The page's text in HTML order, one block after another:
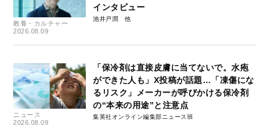
教養・カルチャー
2026.08.09
インタビュー
池井戸潤
ニュース
2026.08.09
「保冷剤は直接皮膚に当てないで。水疱
ができた人も」X投稿が話題…「凍傷にな
るリスク」メーカーが呼びかける保冷剤
の“本来の用途”と注意点
集英社オンライン編集部ニュース班